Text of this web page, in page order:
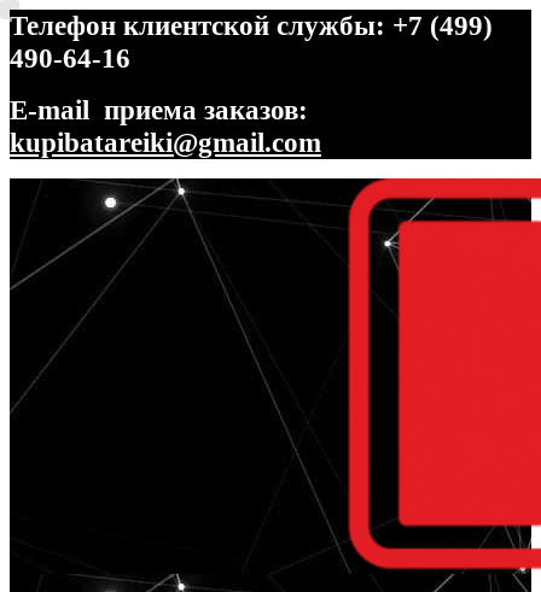
Телефон клиентской службы: +7 (499)
490-64-16
E-mail приема заказов:
kupibatareiki@gmail.com
Перейти
навигации
Перейти
содержимому